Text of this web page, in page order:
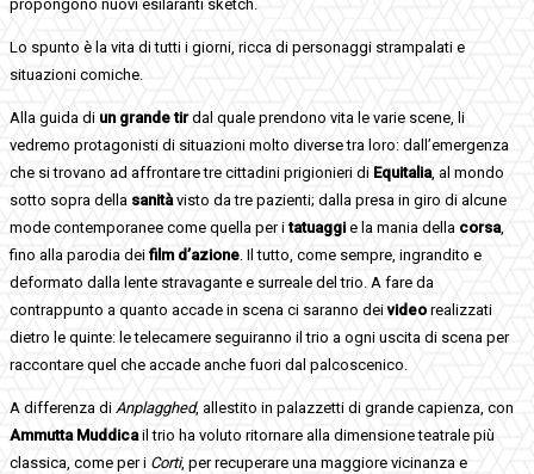
propongono nuovi esilaranti sketch.
Lo spunto è la vita di tutti i giorni, ricca di personaggi strampalati e
situazioni comiche.
Alla guida di un grande tirdal quale prendono vita le varie scene, li
vedremo protagonisti di situazioni molto diverse tra loro: dall’emergenza
che si trovano ad affrontare tre cittadini prigionieri di Equitalia, al mondo
sotto sopra della sanitàvisto da tre pazienti; dalla presa in giro di alcune
mode contemporanee come quella per itatuaggie la mania della corsa,
fino alla parodia deifilm d’azione. Il tutto, come sempre, ingrandito e
deformato dalla lente stravagante e surreale del trio. A fare da
contrappunto a quanto accade in scena ci saranno deivideo realizzati
dietro le quinte: le telecamere seguiranno il trio a ogni uscita di scena per
raccontare quel che accade anche fuori dal palcoscenico.
A differenza di Anplagghed, allestito in palazzetti di grande capienza, con
Ammutta Muddicail trio ha voluto ritornare alla dimensione teatrale più
classica, come per i Corti, per recuperare una maggiore vicinanza e